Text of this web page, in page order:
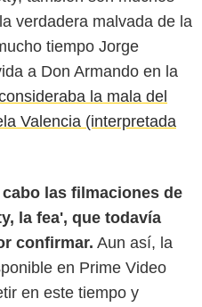
verdadera malvada de la
tiempo Jorge
a Don Armando en la
la mala del
Valencia (interpretada
las filmaciones de
la fea', que todavía
confirmar. Aun así, la
en Prime Video
en este tiempo y